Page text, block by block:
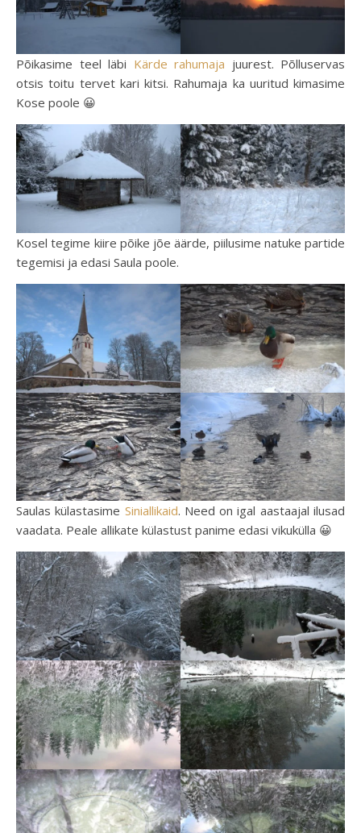
Põikasime teel läbi Kärde rahumaja juurest. Põlluservas
otsis toitu tervet kari kitsi. Rahumaja ka uuritud kimasime
Kose poole 😀
Kosel tegime kiire põike jõe äärde, piilusime natuke partide
tegemisi ja edasi Saula poole.
Saulas külastasime Siniallikaid. Need on igal aastaajal ilusad
vaadata. Peale allikate külastust panime edasi vikukülla 😀